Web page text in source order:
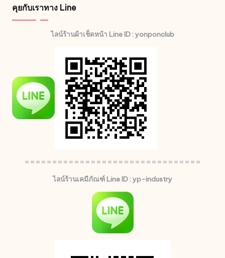
คุยกับเราทาง Line
ไลน์ร้านผ้าเช็ดหน้า Line ID : yonponclub
================================
ไลน์ร้านเคมีภัณฑ์ Line ID : yp-industry